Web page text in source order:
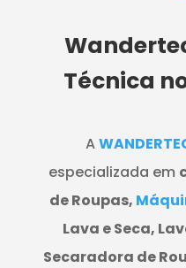
Técnica
A
especializada em
de Roupas,
Lava e Seca,
Secaradora de